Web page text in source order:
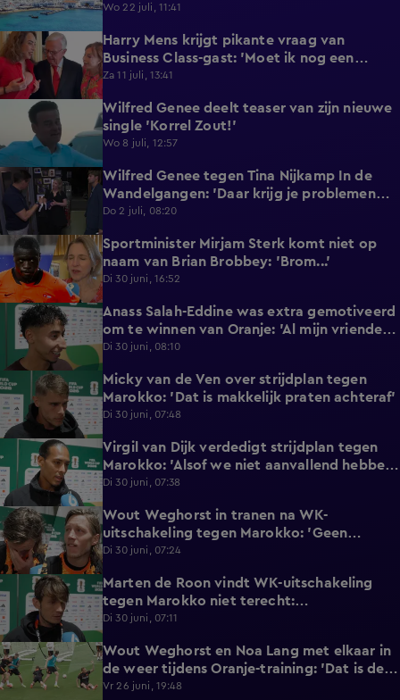
reageert met statement'
Wo 22 juli, 11:41
0:17
Harry Mens krijgt pikante vraag van
Business Class-gast: 'Moet ik nog een
knoopje losdoen?'
Za 11 juli, 13:41
0:37
Wilfred Genee deelt teaser van zijn nieuwe
single 'Korrel Zout!'
Wo 8 juli, 12:57
6:55
Wilfred Genee tegen Tina Nijkamp In de
Wandelgangen: 'Daar krijg je problemen
mee!'
Do 2 juli, 08:20
1:18
Sportminister Mirjam Sterk komt niet op
naam van Brian Brobbey: 'Brom...'
Di 30 juni, 16:52
3:02
Anass Salah-Eddine was extra gemotiveerd
om te winnen van Oranje: 'Al mijn vrienden
zijn Nederlands!'
Di 30 juni, 08:10
1:44
Micky van de Ven over strijdplan tegen
Marokko: 'Dat is makkelijk praten achteraf'
Di 30 juni, 07:48
Virgil van Dijk verdedigt strijdplan tegen
Marokko: 'Alsof we niet aanvallend hebben
gedacht?'
Di 30 juni, 07:38
3:49
Wout Weghorst in tranen na WK-
uitschakeling tegen Marokko: 'Geen
moment rekening mee gehouden'
Di 30 juni, 07:24
3:26
Marten de Roon vindt WK-uitschakeling
tegen Marokko niet terecht:
'Gelijkwaardige pot'
Di 30 juni, 07:11
2:58
Wout Weghorst en Noa Lang met elkaar in
de weer tijdens Oranje-training: 'Dat is de
tweede keer!'
Vr 26 juni, 19:48